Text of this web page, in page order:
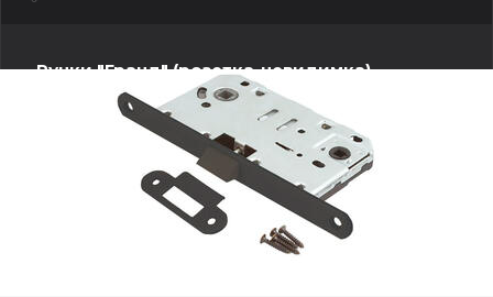
Ручки "Гранд" (розетка-невидимка)
Ручки "Люкс" (моно квадрат)
Ручки "Люкс" (моно-круг)
Ручки "Стандарт" (квадратная розетка)
Ручки "Стандарт" (круглая розетка)
Ручки "Стандарт" (фигурная розетка)